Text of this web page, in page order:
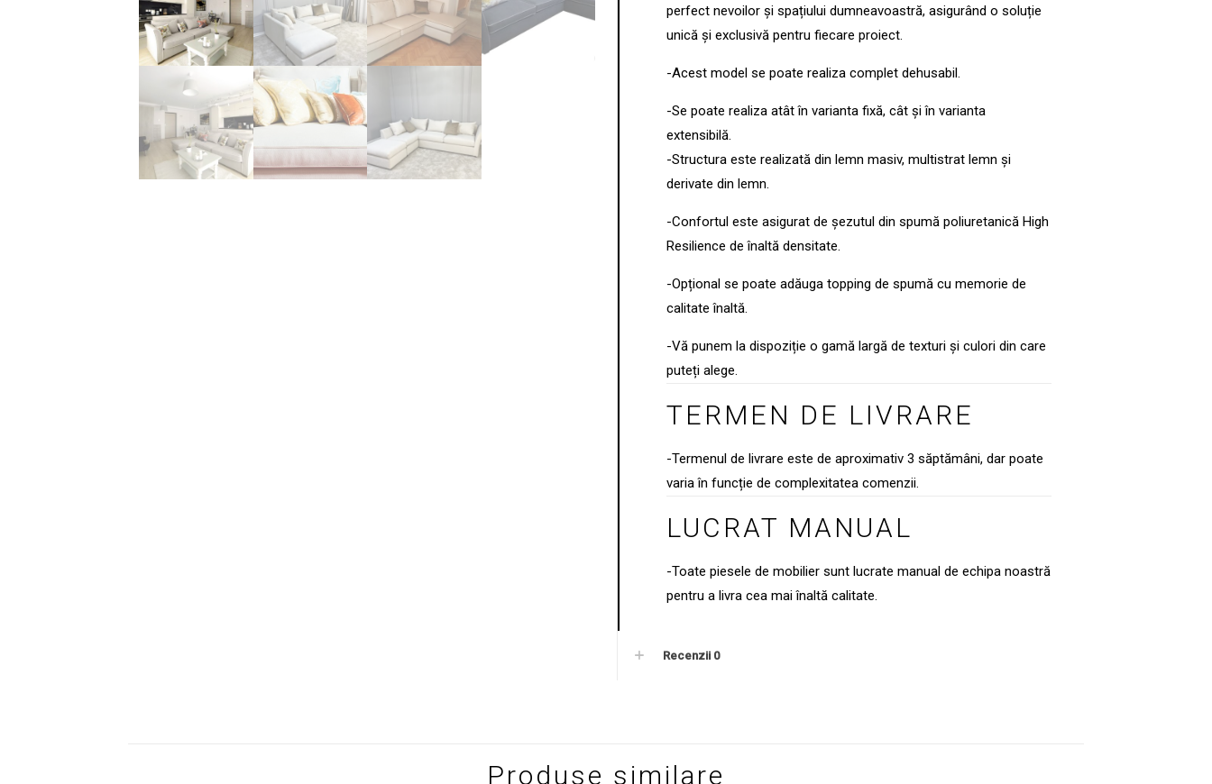
perfect nevoilor și spațiului dumneavoastră, asigurând o soluție
unică și exclusivă pentru fiecare proiect.
-Acest model se poate realiza complet dehusabil.
-Se poate realiza atât în varianta fixă, cât și în varianta
extensibilă.
-Structura este realizată din lemn masiv, multistrat lemn și
derivate din lemn.
-Confortul este asigurat de șezutul din spumă poliuretanică High
Resilience de înaltă densitate.
-Opțional se poate adăuga topping de spumă cu memorie de
calitate înaltă.
-Vă punem la dispoziție o gamă largă de texturi și culori din care
puteți alege.
TERMEN DE LIVRARE
-Termenul de livrare este de aproximativ 3 săptămâni, dar poate
varia în funcție de complexitatea comenzii.
LUCRAT MANUAL
-Toate piesele de mobilier sunt lucrate manual de echipa noastră
pentru a livra cea mai înaltă calitate.
Recenzii 0
Produse similare